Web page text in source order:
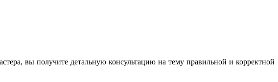
вы получите детальную консультацию на тему правильной и корректной